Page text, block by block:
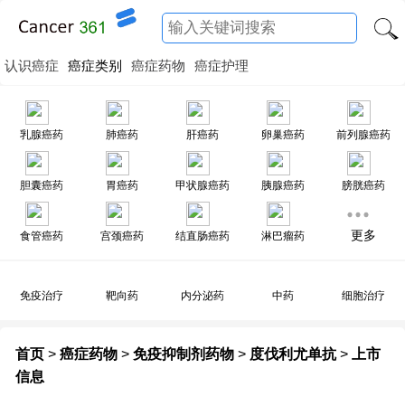
认识癌症 癌症类别 癌症药物 癌症护理
乳腺癌药 肺癌药 肝癌药 卵巢癌药 前列腺癌药
胆囊癌药 胃癌药 甲状腺癌药 胰腺癌药 膀胱癌药
食管癌药 宫颈癌药 结直肠癌药 淋巴瘤药 更多
免疫治疗 靶向药 内分泌药 中药 细胞治疗
首页 > 癌症药物 > 免疫抑制剂药物 > 度伐利尤单抗>
上市
信息